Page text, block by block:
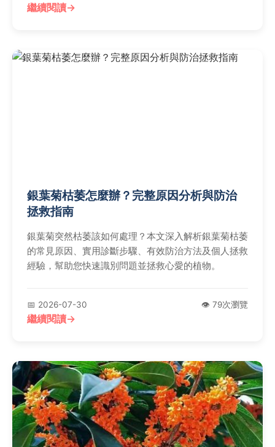
繼續閱讀
銀葉菊枯萎怎麼辦？完整原因分析與防治
拯救指南
銀葉菊突然枯萎該如何處理？本文深入解析銀葉菊枯萎
的常見原因、實用診斷步驟、有效防治方法及個人拯救
經驗，幫助您快速識別問題並拯救心愛的植物。
📅 2026-07-30 👁️ 79次瀏覽
繼續閱讀